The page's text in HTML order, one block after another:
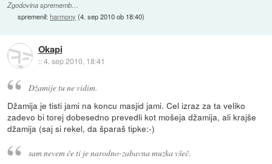
Zgodovina sprememb…
spremenil:harmony (4. sep 2010 ob 18:40)
Okapi
::4. sep 2010, 18:41
Džamije tu ne vidim.
Džamija je tisti jami na koncu masjid jami. Cel izraz za ta veliko
zadevo bi torej dobesedno prevedli kot mošeja džamija, ali krajše
džamija (saj si rekel, da šparaš tipke:-)
sam nevem če ti je narodno-zabavna muzka všeč.